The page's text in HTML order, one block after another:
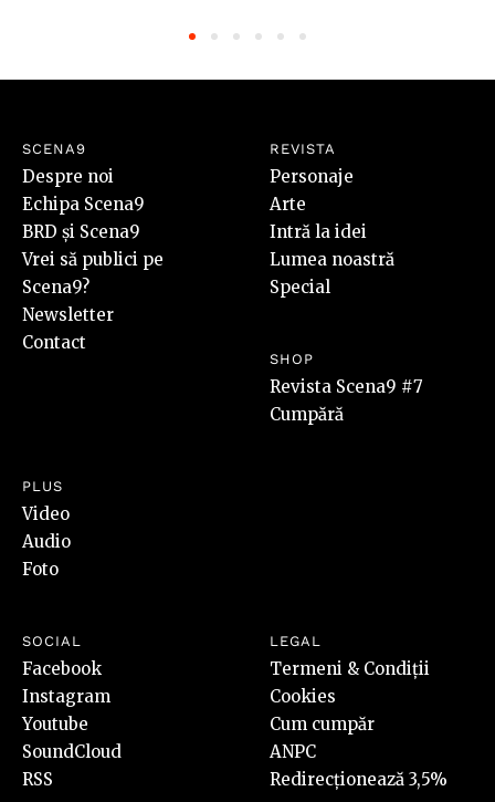
SCENA9
Despre noi
Echipa Scena9
BRD și Scena9
Vrei să publici pe
Scena9?
Newsletter
Contact
REVISTA
Personaje
Arte
Intră la idei
Lumea noastră
Special
SHOP
Revista Scena9 #7
Cumpără
PLUS
Video
Audio
Foto
SOCIAL
Facebook
Instagram
Youtube
SoundCloud
RSS
LEGAL
Termeni & Condiții
Cookies
Cum cumpăr
ANPC
Redirecționează 3,5%